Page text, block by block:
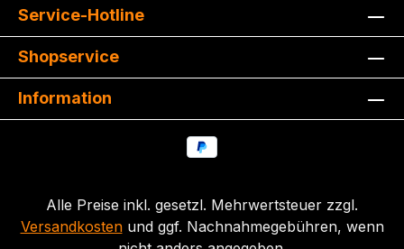
Service-Hotline
Shopservice
Information
Alle Preise inkl. gesetzl. Mehrwertsteuer zzgl.
Versandkostenund ggf. Nachnahmegebühren, wenn